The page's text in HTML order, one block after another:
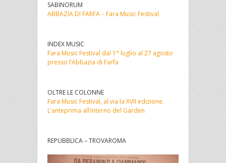
SABINORUM
ABBAZIA DI FARFA – Fara Music Festival
INDEX MUSIC
Fara Music Festival dal 1° luglio al 27 agosto
presso l’Abbazia di Farfa
OLTRE LE COLONNE
Fara Music Festival, al via la XVII edizione.
L’anteprima all’interno del Garden
REPUBBLICA – TROVAROMA